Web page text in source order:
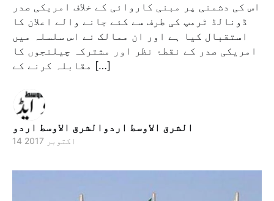
اس کی دشمنی پر مبنی کاروائی کے خلاف امریکی صدر
ڈونالڈ ٹرمپ کی طرف سے کئے جانے والے اعلان کا
استقبال کیا ہے اور ان ممالک نے اس سلسلہ میں
امریکی صدر کے نقطۂ نظر اور مشترکہ چیلنجوں کا
مقابلہ کرنے کے […]
الشرق الاوسط اردوالشرق الاوسط اردو
14 اکتوبر 2017